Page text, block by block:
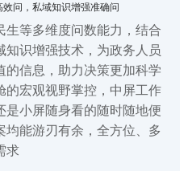
问，私域知识增强准确问
生等多维度问数能力，结合
知识增强技术，为政务人员
的信息，助力决策更加科学
的宏观视野掌控，中屏工作
是小屏随身看的随时随地便
均能游刃有余，全方位、多
求